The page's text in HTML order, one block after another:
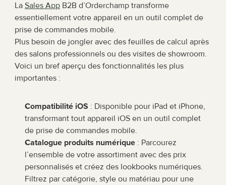
La Sales App B2B d’Orderchamp transforme
essentiellement votre appareil en un outil complet de
prise de commandes mobile.
Plus besoin de jongler avec des feuilles de calcul après
des salons professionnels ou des visites de showroom.
Voici un bref aperçu des fonctionnalités les plus
importantes :
Compatibilité iOS : Disponible pour iPad et iPhone,
transformant tout appareil iOS en un outil complet
de prise de commandes mobile.
Catalogue produits numérique : Parcourez
l’ensemble de votre assortiment avec des prix
personnalisés et créez des lookbooks numériques.
Filtrez par catégorie, style ou matériau pour une